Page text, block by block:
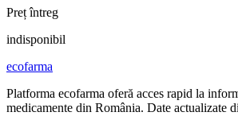
Preț întreg
indisponibil
ecofarma
Platforma ecofarma oferă acces rapid la
medicamente din România. Date actualizate